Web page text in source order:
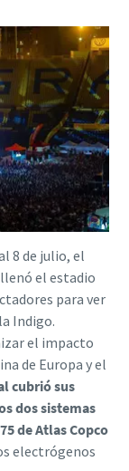
8 de julio, el
el estadio
para ver
Indigo.
el impacto
de Europa y el
cubrió sus
dos sistemas
de Atlas Copco
electrógenos